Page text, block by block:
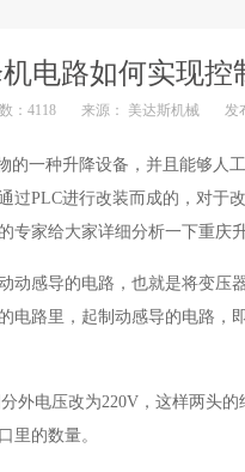
电路如何实现控
：4118 来源： 美达斯机械 发
的一种升降设备，并且能够人
过PLC进行改装而成的，对于
专家给大家详细分析一下重庆
动感导的电路，也就是将变压
电路里，起制动感导的电路，
外电压改为220V，这样两头
里的数量。